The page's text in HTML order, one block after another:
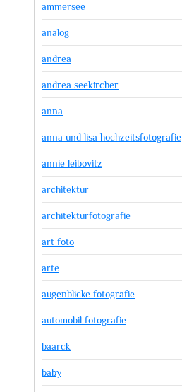
ammersee
analog
andrea
andrea seekircher
anna
anna und lisa hochzeitsfotografie
annie leibovitz
architektur
architekturfotografie
art foto
arte
augenblicke fotografie
automobil fotografie
baarck
baby